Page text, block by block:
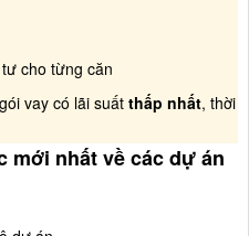
cho từng căn
vay có lãi suất thấp nhất, thời
nhất về các dự án